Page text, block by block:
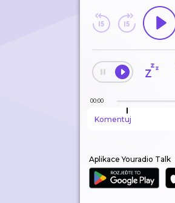
00:00
Komentuj
Aplikace Youradio Talk